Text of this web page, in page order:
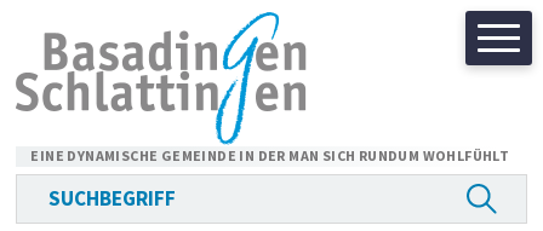
Navigieren in Basadingen-
Schnellnavigation
EINE DYNAMISCHE GEMEINDE IN DER MAN SICH RUNDUM WOHLFÜHLT
Suchbegriff